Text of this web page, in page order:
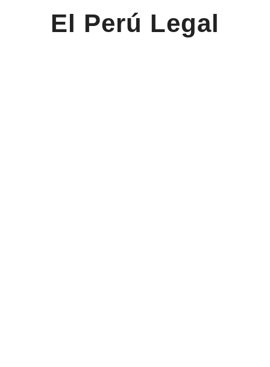
El Perú Legal